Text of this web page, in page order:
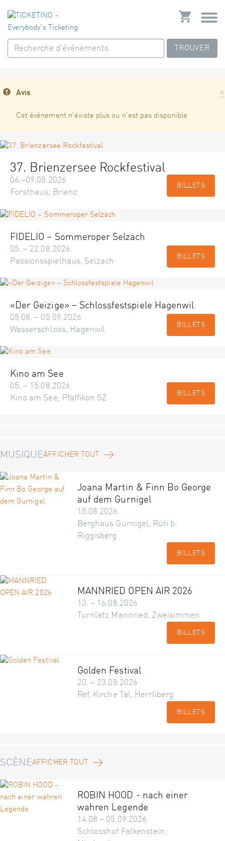
TROUVER
×
Avis
Cet événement n'éxiste plus ou n'est pas disponible
37. Brienzersee Rockfestival
06.–09.08.2026
Forsthaus, Brienz
BILLETS
FIDELIO – Sommeroper Selzach
05. – 22.08.2026
Passionsspielhaus, Selzach
BILLETS
«Der Geizige» – Schlossfestspiele Hagenwil
05.08. – 05.09.2026
Wasserschloss, Hagenwil
BILLETS
Kino am See
05. – 15.08.2026
Kino am See, Pfäffikon SZ
BILLETS
MUSIQUEAFFICHER TOUT
Joana Martin & Finn Bo George
auf dem Gurnigel
15.08.2026
Berghaus Gurnigel, Rüti b.
Riggisberg
BILLETS
MANNRIED OPEN AIR 2026
13. – 16.08.2026
Turnlatz Mannried, Zweisimmen
BILLETS
Golden Festival
20. – 23.08.2026
Ref. Kirche Tal, Herrliberg
BILLETS
SCÈNEAFFICHER TOUT
ROBIN HOOD - nach einer
wahren Legende
14.08 – 05.09.2026
Schlosshof Falkenstein,